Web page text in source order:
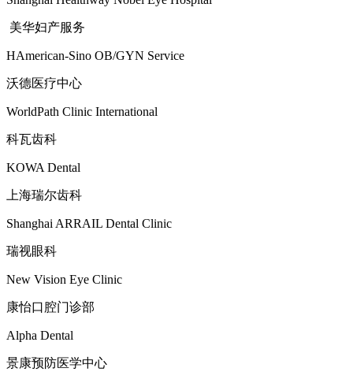
美华妇产服务
HAmerican-Sino OB/GYN Service
沃德医疗中心
WorldPath Clinic International
科瓦齿科
KOWA Dental
上海瑞尔齿科
Shanghai ARRAIL Dental Clinic
瑞视眼科
New Vision Eye Clinic
康怡口腔门诊部
Alpha Dental
景康预防医学中心